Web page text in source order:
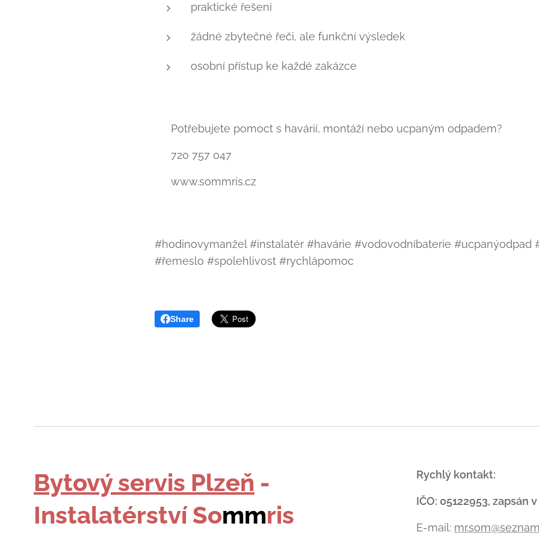
praktické řešení
žádné zbytečné řeči, ale funkční výsledek
osobní přístup ke každé zakázce
📍 Potřebujete pomoct s havárií, montáží nebo ucpaným odpadem?
📞 720 757 047
🌐 www.sommris.cz
#hodinovymanžel #instalatér #havárie #vodovodníbaterie #ucpanýodpad
#řemeslo #spolehlivost #rychlápomoc 💪🔧🚿
Share
Bytový servis Plzeň -
Instalatérství Sommris
Rychlý kontakt:
IČO: 05122953,
E-mail: